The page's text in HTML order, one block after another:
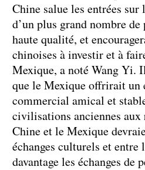
Chine salue les entrées
d’un plus grand nombre
haute qualité, et
chinoises à investir et à
Mexique, a noté Wang Yi.
que le Mexique offrirait un
commercial amical et
civilisations anciennes aux
Chine et le Mexique
échanges culturels et
davantage les échanges de